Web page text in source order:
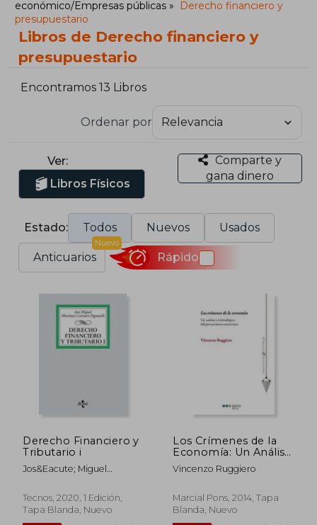
económico/Empresas públicas
Derecho financiero y
presupuestario
Libros de Derecho financiero y
presupuestario
Encontramos 13 Libros
Ordenar por
Ver:
Libros Físicos
Comparte y
gana dinero
Estado: Todos Nuevos Usados
Anticuarios
Nuevo
Rápido
Derecho Financiero y
Tributario i
Jos&Eacute; Miguel
Pignatelli
Tecnos, 2020, 1 Edición,
Tapa Blanda, Nuevo
Los Crímenes de la
Economía: Un Análisis
Criminológico del
Pensamiento
Vincenzo Ruggiero
Marcial Pons, 2014, Tapa
Blanda, Nuevo